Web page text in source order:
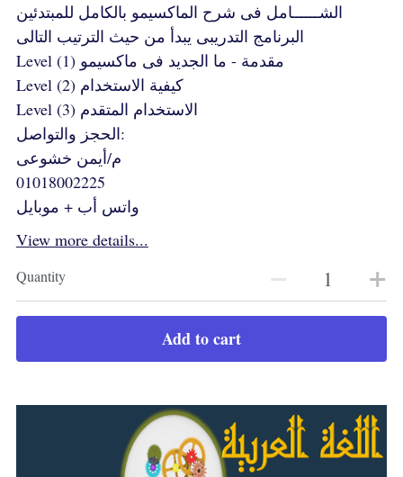
الشــــــامل فى شرح الماكسيمو بالكامل للمبتدئين
البرنامج التدريبى يبدأ من حيث الترتيب التالى
Level (1) مقدمة - ما الجديد فى ماكسيمو
Level (2) كيفية الاستخدام
Level (3) الاستخدام المتقدم
الحجز والتواصل:
م/أيمن خشوعى
01018002225
واتس أب + موبايل
View more details...
Quantity
Add to cart